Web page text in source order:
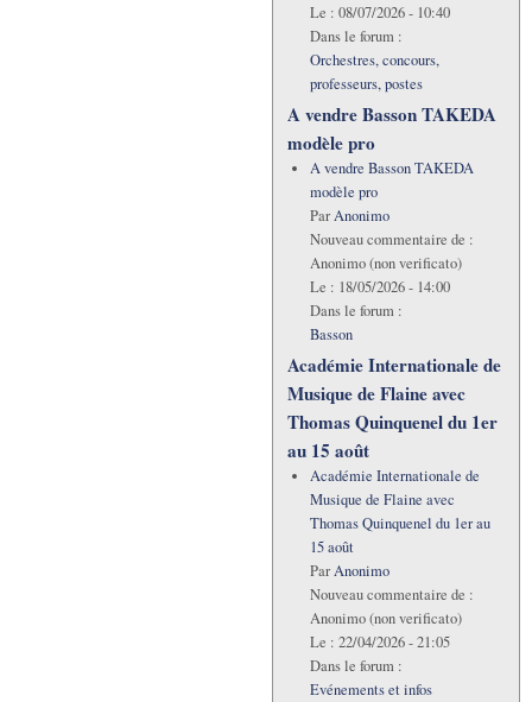
Le : 08/07/2026 - 10:40
Dans le forum :
Orchestres, concours,
professeurs, postes
A vendre Basson TAKEDA
modèle pro
A vendre Basson TAKEDA
modèle pro
ParAnonimo
Nouveau commentaire de :
Anonimo (non verificato)
Le : 18/05/2026 - 14:00
Dans le forum :
Basson
Académie Internationale de
Musique de Flaine avec
Thomas Quinquenel du 1er
au 15 août
Académie Internationale de
Musique de Flaine avec
Thomas Quinquenel du 1er au
15 août
ParAnonimo
Nouveau commentaire de :
Anonimo (non verificato)
Le : 22/04/2026 - 21:05
Dans le forum :
Evénements et infos